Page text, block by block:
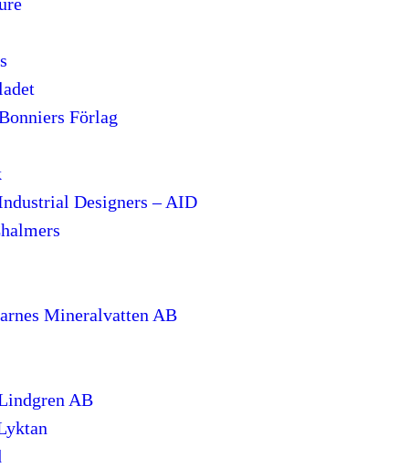
Förlag
Designers – AID
Mineralvatten AB
AB